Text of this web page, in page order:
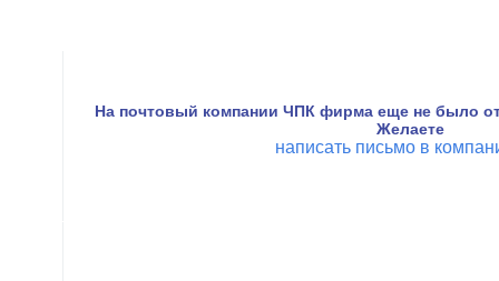
На почтовый компании ЧПК фирма еще не было
Желаете
написать письмо в